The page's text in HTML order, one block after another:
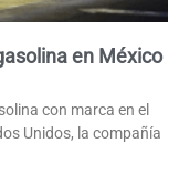
en México
con marca en el
Unidos, la compañía